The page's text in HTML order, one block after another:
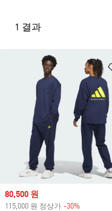
1 결과
Sale price
80,500 원
115,000 원 정상가 -30%